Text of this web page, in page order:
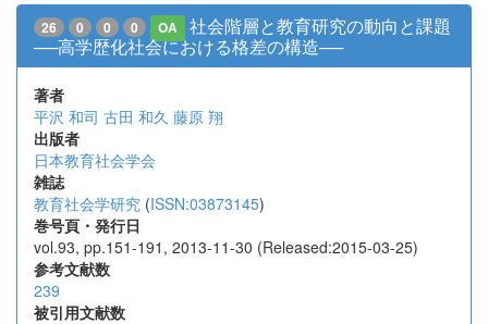
26 0 0 0 OA
社会階層と教育研究の動向と課題
──高学歴化社会における格差の構造──
著者
平沢 和司 古田 和久 藤原 翔
出版者
日本教育社会学会
雑誌
教育社会学研究 (ISSN:03873145)
巻号頁・発行日
vol.93, pp.151-191, 2013-11-30 (Released:2015-03-25)
参考文献数
239
被引用文献数